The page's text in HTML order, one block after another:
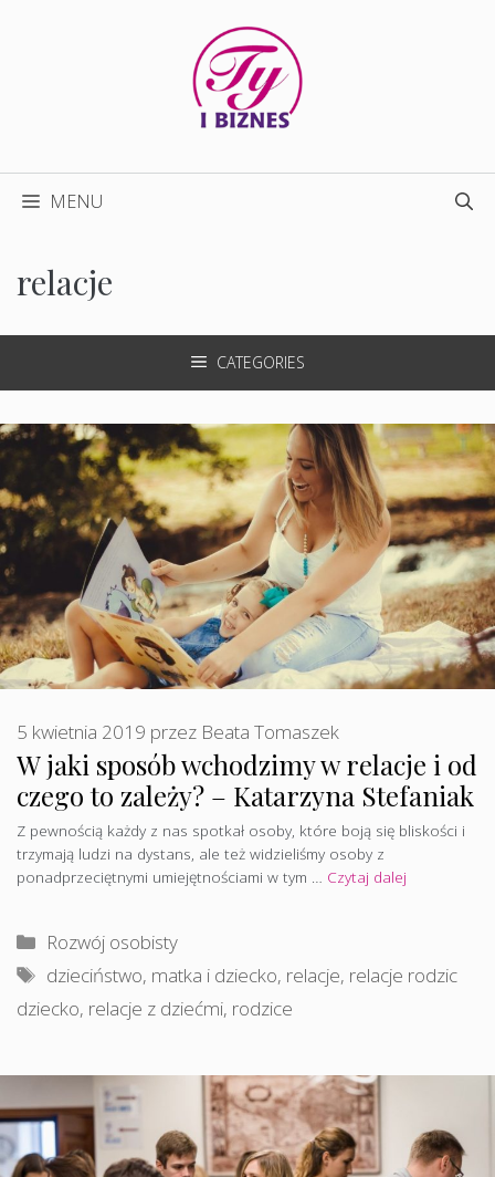
MENU
relacje
CATEGORIES
W jaki sposób wchodzimy w relacje i od
czego to zależy? – Katarzyna Stefaniak
5 kwietnia 2019 przez Beata Tomaszek
Z pewnością każdy z nas spotkał osoby, które boją się bliskości i
trzymają ludzi na dystans, ale też widzieliśmy osoby z
ponadprzeciętnymi umiejętnościami w tym … Czytaj dalej
Kategorie
Rozwój osobisty
Tagi
dzieciństwo, matka i dziecko, relacje, relacje rodzic
dziecko, relacje z dziećmi, rodzice